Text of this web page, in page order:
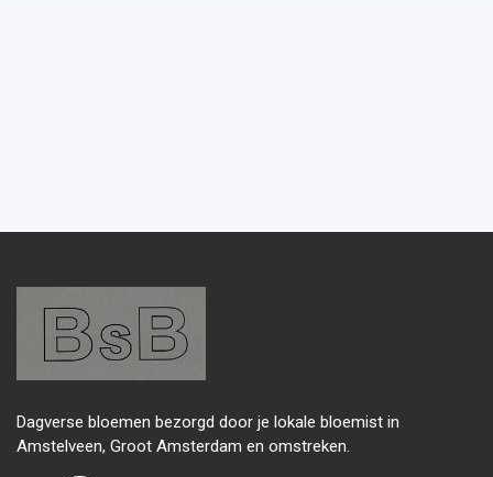
Dagverse bloemen bezorgd door je lokale bloemist in
Amstelveen, Groot Amsterdam en omstreken.